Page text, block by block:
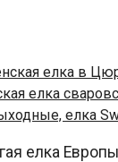
елка